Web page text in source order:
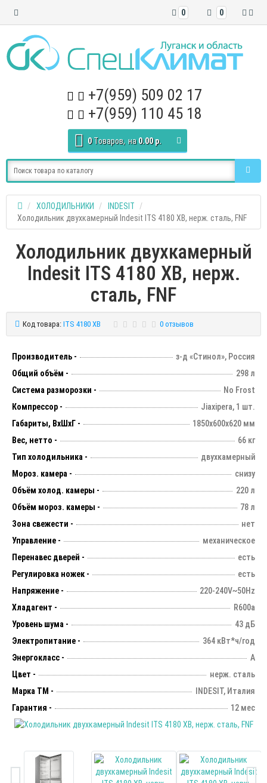
0
0
+7(959) 509 02 17
+7(959) 110 45 18
0 Tоваров, на 0.00 р.
ХОЛОДИЛЬНИКИ
INDESIT
Холодильник двухкамерный Indesit ITS 4180 XB, нерж. сталь, FNF
Холодильник двухкамерный
Indesit ITS 4180 XB, нерж.
сталь, FNF
Код товара: ITS 4180 XB 0 отзывов
Производитель -
з-д «Стинол», Россия
Общий объём -
298 л
Система разморозки -
No Frost
Компрессор -
Jiaxipera, 1 шт.
Габариты, ВхШхГ -
1850х600х620 мм
Вес, нетто -
66 кг
Тип холодильника -
двухкамерный
Мороз. камера -
снизу
Объём холод. камеры -
220 л
Объём мороз. камеры -
78 л
Зона свежести -
нет
Управление -
механическое
Перенавес дверей -
есть
Регулировка ножек -
есть
Напряжение -
220-240V~50Hz
Хладагент -
R600а
Уровень шума -
43 дБ
Электропитание -
364 кВт*ч/год
Энергокласс -
А
Цвет -
нерж. сталь
Марка ТМ -
INDESIT, Италия
Гарантия -
12 мес